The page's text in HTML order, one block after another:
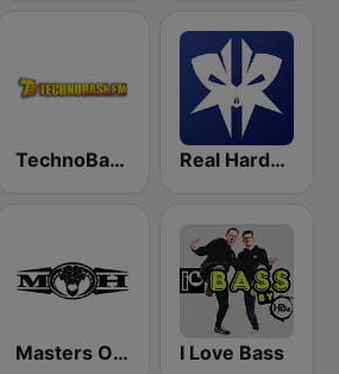
TechnoBase.FM Real Hardstyle
Masters Of Hardcore I Love Bass